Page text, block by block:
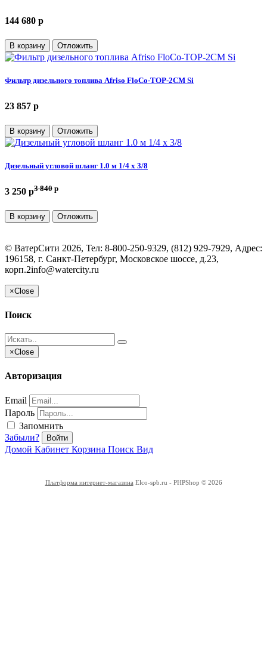
144 680 p
В корзину Отложить
Фильтр дизельного топлива Afriso FloCo-TOP-2СM Si
23 857 p
В корзину Отложить
Дизельный угловой шланг 1.0 м 1/4 х 3/8
3 250 p3 840 p
В корзину Отложить
© ВатерСити 2026, Тел: 8-800-250-9329, (812) 929-7929, Адрес:
196158, г. Санкт-Петербург, Московское шоссе, д.23,
корп.2info@watercity.ru
×Close
Поиск
×Close
Авторизация
Email
Пароль
Запомнить
Забыли?
Войти
Домой Кабинет Корзина Поиск Вид
Платформа интернет-магазина Elco-spb.ru - PHPShop © 2026